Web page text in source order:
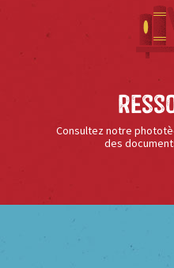
Consultez notre
des